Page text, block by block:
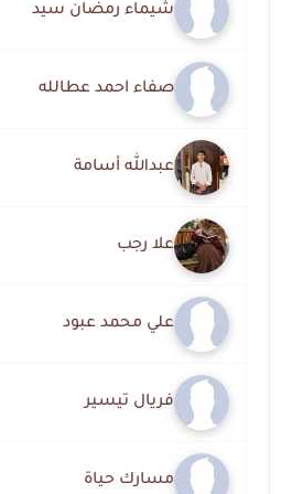
شيماء رمضان سيد
صفاء احمد عطالله
عبدالله أسامة
علا رجب
علي محمد عبود
فريال تيسير
مسارك حياة